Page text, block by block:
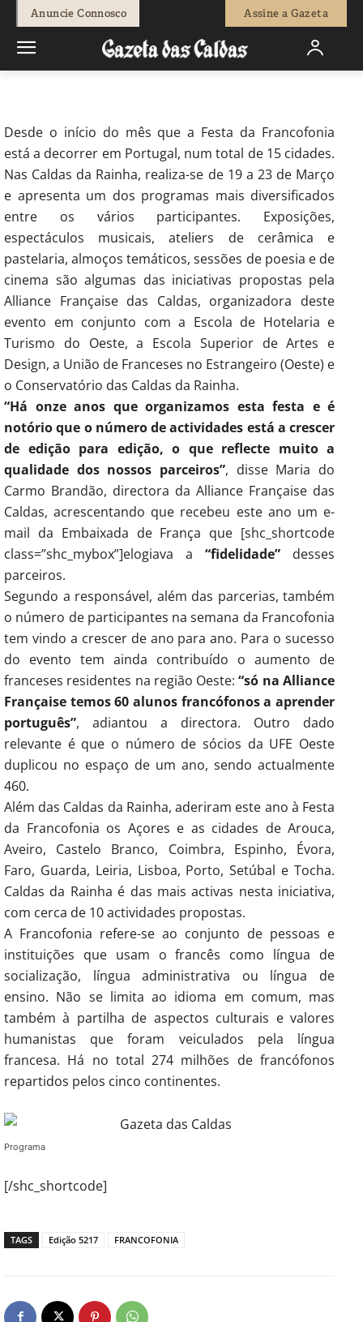
Anuncie Connosco Assine a Gazeta
Beatriz Raposo - 1048 0
Desde o início do mês que a Festa da Francofonia
está a decorrer em Portugal, num total de 15 cidades.
Nas Caldas da Rainha, realiza-se de 19 a 23 de Março
e apresenta um dos programas mais diversificados
entre os vários participantes. Exposições,
espectáculos musicais, ateliers de cerâmica e
pastelaria, almoços temáticos, sessões de poesia e de
cinema são algumas das iniciativas propostas pela
Alliance Française das Caldas, organizadora deste
evento em conjunto com a Escola de Hotelaria e
Turismo do Oeste, a Escola Superior de Artes e
Design, a União de Franceses no Estrangeiro (Oeste) e
o Conservatório das Caldas da Rainha.
“Há onze anos que organizamos esta festa e é
notório que o número de actividades está a crescer
de edição para edição, o que reflecte muito a
qualidade dos nossos parceiros”, disse Maria do
Carmo Brandão, directora da Alliance Française das
Caldas, acrescentando que recebeu este ano um e-
mail da Embaixada de França que [shc_shortcode
class=”shc_mybox”]elogiava a “fidelidade” desses
parceiros.
Segundo a responsável, além das parcerias, também
o número de participantes na semana da Francofonia
tem vindo a crescer de ano para ano. Para o sucesso
do evento tem ainda contribuído o aumento de
franceses residentes na região Oeste:“só na Alliance
Française temos 60 alunos francófonos a aprender
português”, adiantou a directora. Outro dado
relevante é que o número de sócios da UFE Oeste
duplicou no espaço de um ano, sendo actualmente
460.
Além das Caldas da Rainha, aderiram este ano à Festa
da Francofonia os Açores e as cidades de Arouca,
Aveiro, Castelo Branco, Coimbra, Espinho, Évora,
Faro, Guarda, Leiria, Lisboa, Porto, Setúbal e Tocha.
Caldas da Rainha é das mais activas nesta iniciativa,
com cerca de 10 actividades propostas.
A Francofonia refere-se ao conjunto de pessoas e
instituições que usam o francês como língua de
socialização, língua administrativa ou língua de
ensino. Não se limita ao idioma em comum, mas
também à partilha de aspectos culturais e valores
humanistas que foram veiculados pela língua
francesa. Há no total 274 milhões de francófonos
repartidos pelos cinco continentes.
Programa
[/shc_shortcode]
TAGS Edição 5217 FRANCOFONIA